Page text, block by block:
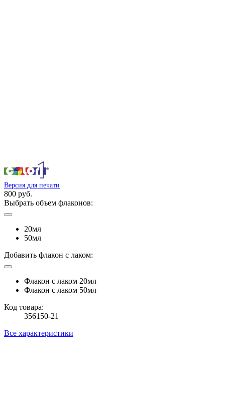
Версия для печати
800 руб.
Выбрать объем флаконов:
20мл
50мл
Добавить флакон с лаком:
Флакон с лаком 20мл
Флакон с лаком 50мл
Код товара:
356150-21
Все характеристики